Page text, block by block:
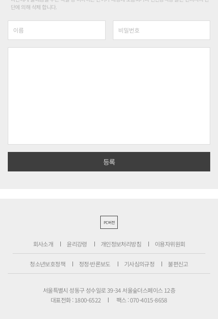
단에 의해 삭제 합니다.
PC버전
회사소개 윤리강령 개인정보처리방침 이용자위원회
청소년보호정책 정정·반론보도 기사심의규정 불편신고
서울특별시 성동구 성수일로 39-34 서울숲더스페이스 12층
대표전화 : 1800-6522
팩스 : 070-4015-8658